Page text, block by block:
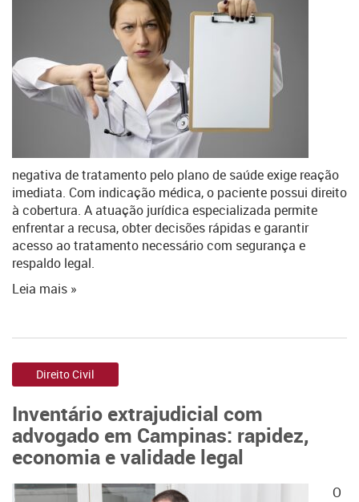
negativa de tratamento pelo plano de saúde exige reação
imediata. Com indicação médica, o paciente possui direito
à cobertura. A atuação jurídica especializada permite
enfrentar a recusa, obter decisões rápidas e garantir
acesso ao tratamento necessário com segurança e
respaldo legal.
Leia mais »
Direito Civil
Inventário extrajudicial com
advogado em Campinas: rapidez,
economia e validade legal
O